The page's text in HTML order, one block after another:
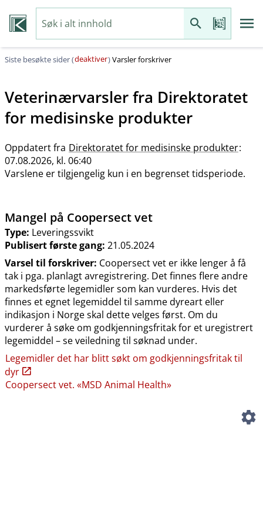
Siste besøkte sider (deaktiver)Varsler forskriver
Veterinærvarsler fra Direktoratet
for medisinske produkter
Oppdatert fra Direktoratet for medisinske produkter:
07.08.2026, kl. 06:40
Varslene er tilgjengelig kun i en begrenset tidsperiode.
Mangel på Coopersect vet
Type: Leveringssvikt
Publisert første gang: 21.05.2024
Varsel til forskriver: Coopersect vet er ikke lenger å få
tak i pga. planlagt avregistrering. Det finnes flere andre
markedsførte legemidler som kan vurderes. Hvis det
finnes et egnet legemiddel til samme dyreart eller
indikasjon i Norge skal dette velges først. Om du
vurderer å søke om godkjenningsfritak for et uregistrert
legemiddel – se veiledning til søknad under.
Legemidler det har blitt søkt om godkjenningsfritak til
dyr
Coopersect vet. «MSD Animal Health»